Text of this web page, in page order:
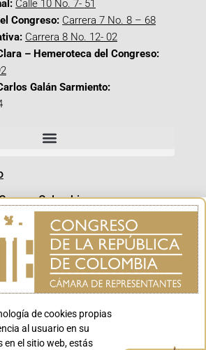
Calle 10 No. 7- 51
Congreso: Carrera 7 No. 8 – 68
Carrera 8 No. 12- 02
– Hemeroteca del Congreso:
Galán Sarmiento:
de cookies propias
al usuario en su
en el sitio web, estás